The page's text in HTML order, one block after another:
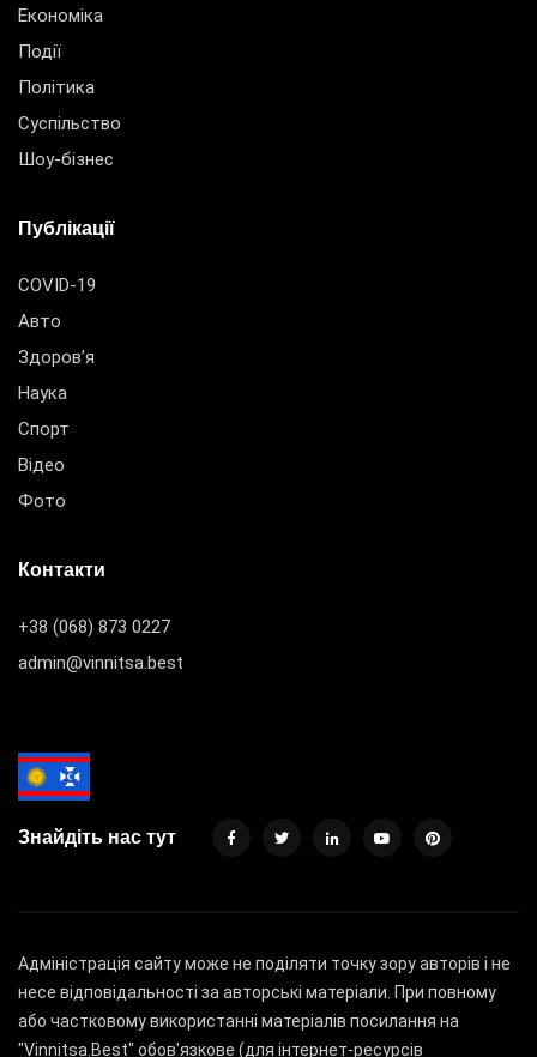
Економіка
Події
Політика
Суспільство
Шоу-бізнес
Публікації
COVID-19
Авто
Здоров’я
Наука
Спорт
Відео
Фото
Контакти
+38 (068) 873 0227
admin@vinnitsa.best
Знайдіть нас тут
Адміністрація сайту може не поділяти точку зору авторів і не
несе відповідальності за авторські матеріали. При повному
або частковому використанні матеріалів посилання на
"Vinnitsa.Best" обов'язкове (для інтернет-ресурсів